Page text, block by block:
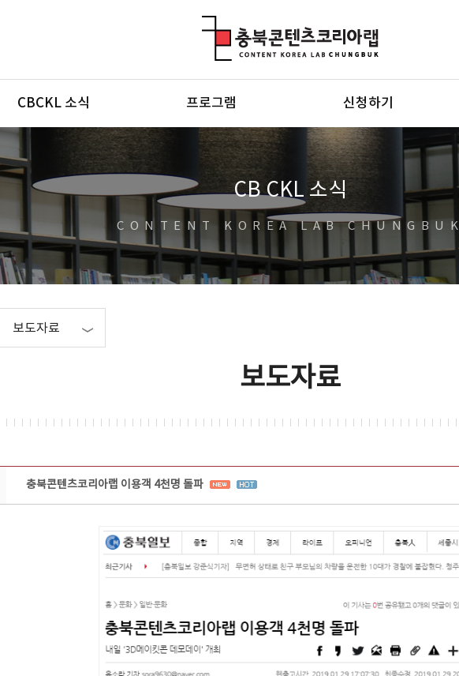
CBCKL 소식 프로그램 신청하기
CB CKL 소식
CONTENT KOREA LAB CHUNGBUK
보도자료
보도자료
충북콘텐츠코리아랩 이용객 4천명 돌파